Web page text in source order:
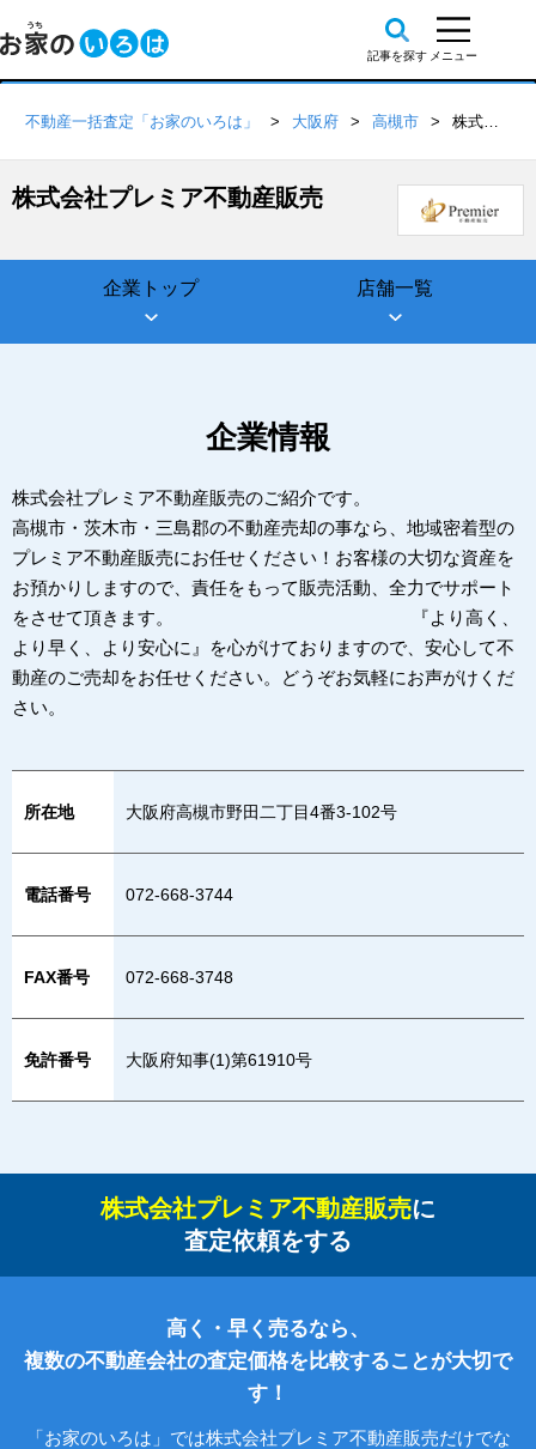
不動産一括査定「お家のいろは」 大阪府 高槻市 株式会社プレミア不動産販売
株式会社プレミア不動産販売
企業トップ 店舗一覧
企業情報
株式会社プレミア不動産販売のご紹介です。
高槻市・茨木市・三島郡の不動産売却の事なら、地域密着型の
プレミア不動産販売にお任せください！お客様の大切な資産を
お預かりしますので、責任をもって販売活動、全力でサポート
をさせて頂きます。 『より高く、
より早く、より安心に』を心がけておりますので、安心して不
動産のご売却をお任せください。どうぞお気軽にお声がけくだ
さい。
所在地 大阪府高槻市野田二丁目4番3-102号
電話番号 072-668-3744
FAX番号 072-668-3748
免許番号 大阪府知事(1)第61910号
株式会社プレミア不動産販売に
査定依頼をする
高く・早く売るなら、
複数の不動産会社の査定価格を比較することが大切で
す！
「お家のいろは」では株式会社プレミア不動産販売だけでな